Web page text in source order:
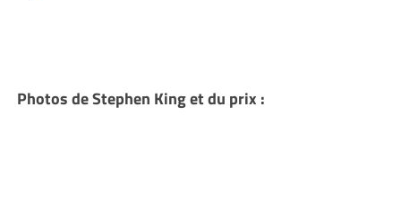
Photos de Stephen King et du prix :